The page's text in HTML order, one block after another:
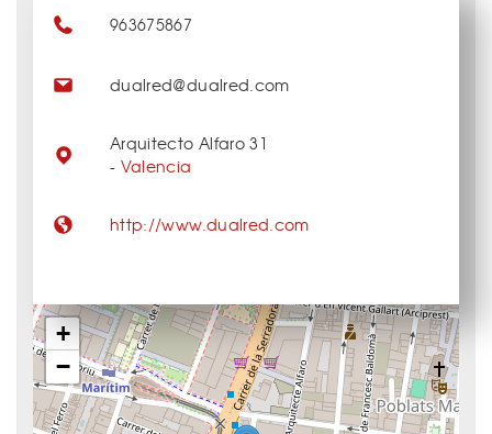
+
−
963675867
dualred@dualred.com
Arquitecto Alfaro 31
- Valencia
http://www.dualred.com